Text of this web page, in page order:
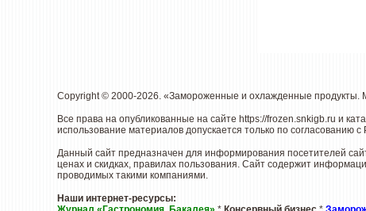
Copyright © 2000-2026. «Замороженные и охлажденные продукты.
Все права на опубликованные на сайте https://frozen.snkigb.ru и
использование материалов допускается только по согласованию
Данный сайт предназначен для информирования посетителей
ценах и скидках, правилах пользования. Сайт содержит
проводимых такими компаниями.
Наши интернет-ресурсы: